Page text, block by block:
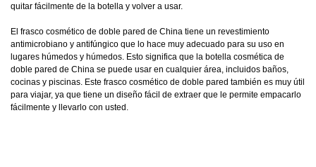
quitar fácilmente de la botella y volver a usar.
El frasco cosmético de doble pared de China tiene un revestimiento
antimicrobiano y antifúngico que lo hace muy adecuado para su uso en
lugares húmedos y húmedos. Esto significa que la botella cosmética de
doble pared de China se puede usar en cualquier área, incluidos baños,
cocinas y piscinas. Este frasco cosmético de doble pared también es muy útil
para viajar, ya que tiene un diseño fácil de extraer que le permite empacarlo
fácilmente y llevarlo con usted.